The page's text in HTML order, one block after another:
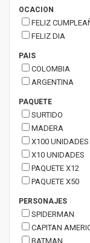
OCACION
FELIZ
FELIZ DIA
PAIS
COLOMBIA
ARGENTINA
PAQUETE
SURTIDO
MADERA
X100 UNIDADES
X10 UNIDADES
PAQUETE X12
PAQUETE X50
PERSONAJES
SPIDERMAN
CAPITAN
BATMAN